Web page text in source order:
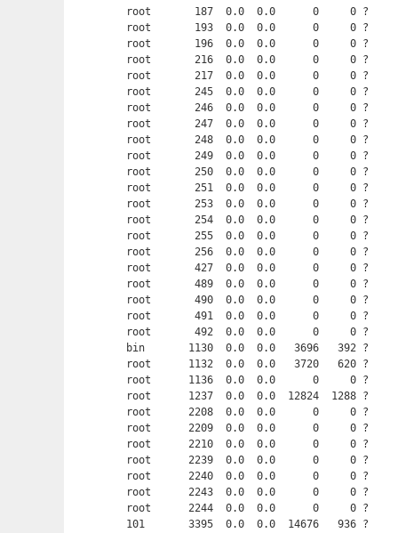
root       187  0.0  0.0      0     0 ?
root       193  0.0  0.0      0     0 ?
root       196  0.0  0.0      0     0 ?
root       216  0.0  0.0      0     0 ?
root       217  0.0  0.0      0     0 ?
root       245  0.0  0.0      0     0 ?
root       246  0.0  0.0      0     0 ?
root       247  0.0  0.0      0     0 ?
root       248  0.0  0.0      0     0 ?
root       249  0.0  0.0      0     0 ?
root       250  0.0  0.0      0     0 ?
root       251  0.0  0.0      0     0 ?
root       253  0.0  0.0      0     0 ?
root       254  0.0  0.0      0     0 ?
root       255  0.0  0.0      0     0 ?
root       256  0.0  0.0      0     0 ?
root       427  0.0  0.0      0     0 ?
root       489  0.0  0.0      0     0 ?
root       490  0.0  0.0      0     0 ?
root       491  0.0  0.0      0     0 ?
root       492  0.0  0.0      0     0 ?
bin       1130  0.0  0.0   3696   392 ?
root      1132  0.0  0.0   3720   620 ?
root      1136  0.0  0.0      0     0 ?
root      1237  0.0  0.0  12824  1288 ?
root      2208  0.0  0.0      0     0 ?
root      2209  0.0  0.0      0     0 ?
root      2210  0.0  0.0      0     0 ?
root      2239  0.0  0.0      0     0 ?
root      2240  0.0  0.0      0     0 ?
root      2243  0.0  0.0      0     0 ?
root      2244  0.0  0.0      0     0 ?
101       3395  0.0  0.0  14676   936 ?